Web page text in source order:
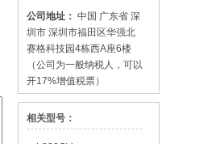
公司地址： 中国 广东省 深
圳市 深圳市福田区华强北
赛格科技园4栋西A座6楼
（公司为一般纳税人，可以
开17%增值税票）
相关型号：